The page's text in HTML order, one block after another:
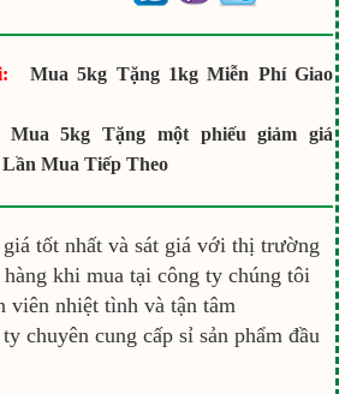
Mua 5kg Tặng 1kg Miễn Phí Giao
Mua 5kg Tặng một phiếu giảm giá
Mua Tiếp Theo
giá tốt nhất và sát giá với thị trường
khi mua tại công ty chúng tôi
viên nhiệt tình và tận tâm
chuyên cung cấp sỉ sản phẩm đầu